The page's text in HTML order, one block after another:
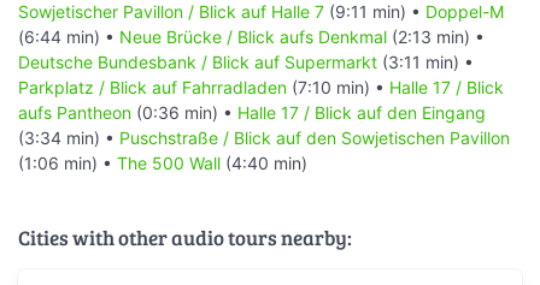
Sowjetischer Pavillon / Blick auf Halle 7 (9:11 min) • Doppel-M
(6:44 min) • Neue Brücke / Blick aufs Denkmal (2:13 min) •
Deutsche Bundesbank / Blick auf Supermarkt (3:11 min) •
Parkplatz / Blick auf Fahrradladen (7:10 min) • Halle 17 / Blick
aufs Pantheon (0:36 min) • Halle 17 / Blick auf den Eingang
(3:34 min) • Puschstraße / Blick auf den Sowjetischen Pavillon
(1:06 min) • The 500 Wall (4:40 min)
Cities with other audio tours nearby: